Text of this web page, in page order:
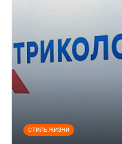
СТИЛЬ ЖИЗНИ